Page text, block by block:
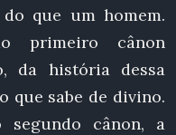
que um homem.
primeiro cânon
da história dessa
que sabe de divino.
cânon, a